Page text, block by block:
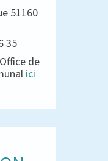
51160
35
de
ici